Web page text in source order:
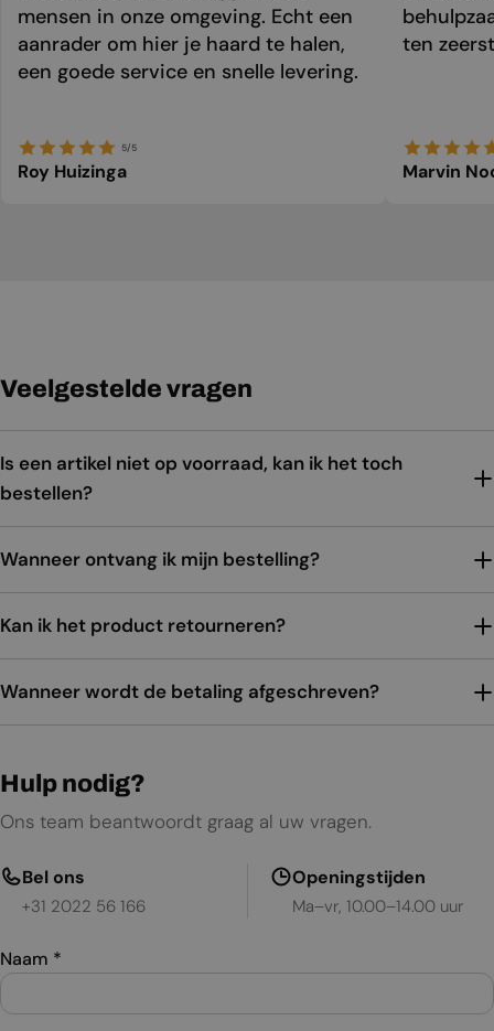
mensen in onze omgeving. Echt een
aanrader om hier je haard te halen,
een goede service en snelle levering.
5/5
Roy Huizinga
ten
Marvin
Veelgestelde vragen
Is een artikel niet op voorraad, kan ik het toch
bestellen?
Wanneer ontvang ik mijn bestelling?
Kan ik het product retourneren?
Wanneer wordt de betaling afgeschreven?
Hulp nodig?
Ons team beantwoordt graag al uw vragen.
Bel ons
+31 2022 56 166
Openingstijden
Ma–vr, 10.00–14.00 uur
Naam *